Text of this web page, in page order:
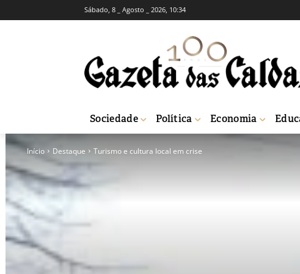
Sábado, 8 _ Agosto _ 2026, 10:34
Sociedade Política Economia
Início Destaque Turismo e cultura local em crise